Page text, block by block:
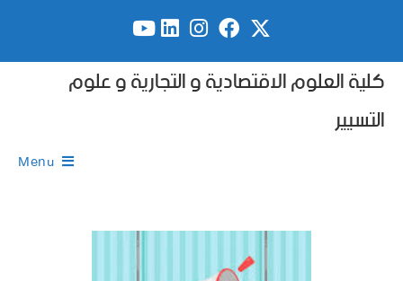
كلية العلوم الاقتصادية و التجارية و علوم
التسيير
Menu